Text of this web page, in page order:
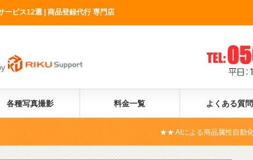
ービス12選 | 商品登録代行 専門店
各種写真撮影 料金一覧 よくある質問
★★ AIによる商品属性自動化サービス開始 ★★